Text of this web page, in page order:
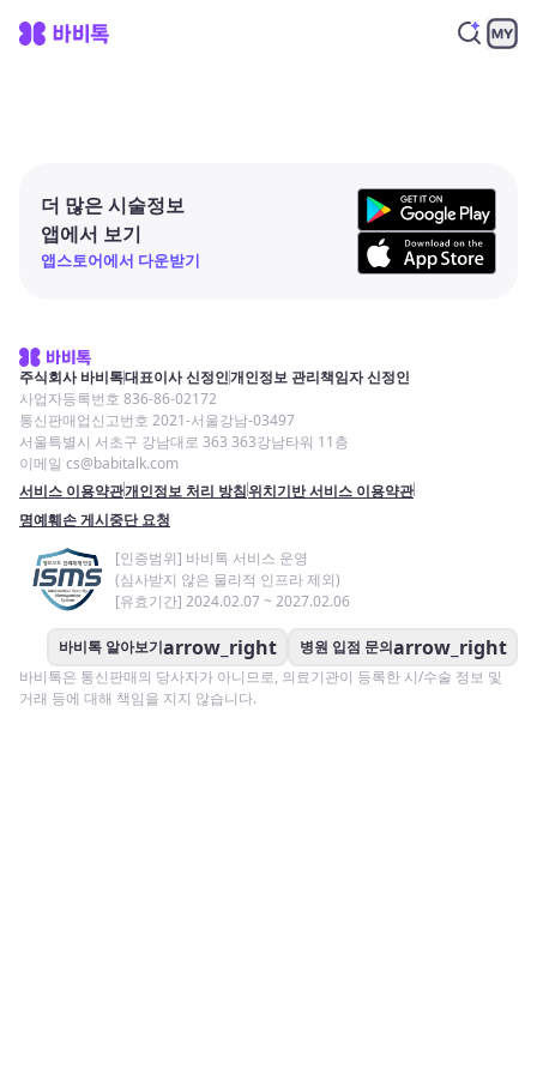
더 많은 시술정보
앱에서 보기
앱스토어에서 다운받기
주식회사 바비톡대표이사 신정인개인정보 관리책임자 신정인
사업자등록번호 836-86-02172
통신판매업신고번호 2021-서울강남-03497
서울특별시 서초구 강남대로 363 363강남타워 11층
이메일 cs@babitalk.com
서비스 이용약관개인정보 처리 방침위치기반 서비스 이용약관
명예훼손 게시중단 요청
[인증범위] 바비톡 서비스 운영
(심사받지 않은 물리적 인프라 제외)
[유효기간] 2024.02.07 ~ 2027.02.06
바비톡 알아보기arrow_right 병원 입점 문의arrow_right
바비톡은 통신판매의 당사자가 아니므로, 의료기관이 등록한 시/수술 정보 및
거래 등에 대해 책임을 지지 않습니다.